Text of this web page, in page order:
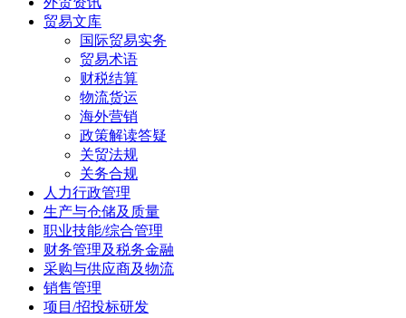
贸易文库
国际贸易实务
贸易术语
财税结算
物流货运
海外营销
政策解读答疑
关贸法规
关务合规
人力行政管理
生产与仓储及质量
职业技能/综合管理
财务管理及税务金融
采购与供应商及物流
销售管理
项目/招投标研发